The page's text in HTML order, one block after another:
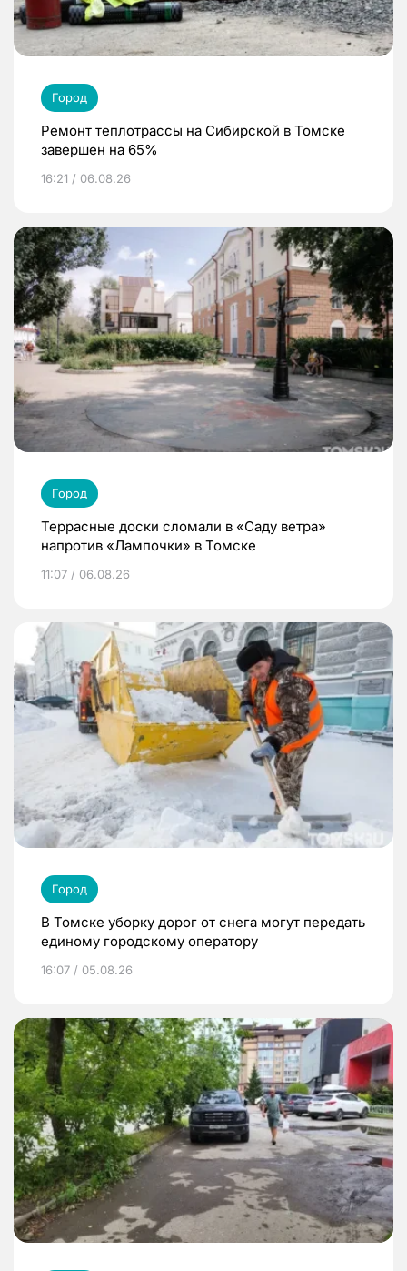
Город
Ремонт теплотрассы на Сибирской в Томске
завершен на 65%
16:21 / 06.08.26
Город
Террасные доски сломали в «Саду ветра»
напротив «Лампочки» в Томске
11:07 / 06.08.26
Город
В Томске уборку дорог от снега могут передать
единому городскому оператору
16:07 / 05.08.26